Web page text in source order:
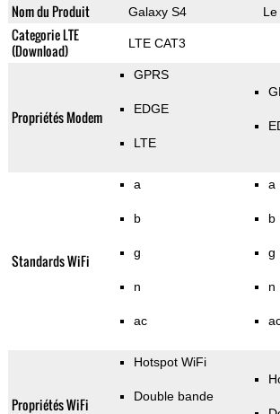
Nom du Produit Galaxy S4 Le
Categorie LTE
(Download)
LTE CAT3
Propriétés Modem
GPRS
EDGE
LTE
Standards WiFi
a
b
g
n
ac
a
b
g
n
Propriétés WiFi
Hotspot WiFi
Double bande